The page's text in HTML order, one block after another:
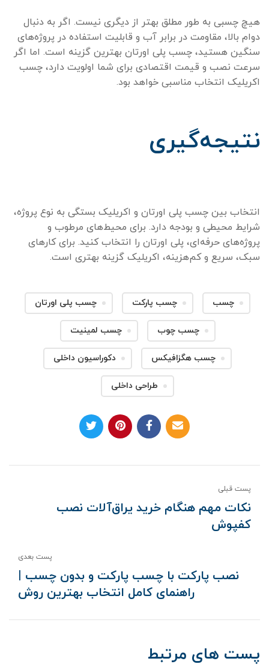
هیچ چسبی به طور مطلق بهتر از دیگری نیست. اگر به دنبال
دوام بالا، مقاومت در برابر آب و قابلیت استفاده در پروژه‌های
سنگین هستید، چسب پلی اورتان بهترین گزینه است. اما اگر
سرعت نصب و قیمت اقتصادی برای شما اولویت دارد، چسب
اکریلیک انتخاب مناسبی خواهد بود.
نتیجه‌گیری
انتخاب بین چسب پلی اورتان و اکریلیک بستگی به نوع پروژه،
شرایط محیطی و بودجه دارد. برای محیط‌های مرطوب و
پروژه‌های حرفه‌ای، پلی اورتان را انتخاب کنید. برای کارهای
سبک، سریع و کم‌هزینه، اکریلیک گزینه بهتری است.
چسب چسب پارکت چسب پلی اورتان
چسب چوب چسب لمینیت
چسب هگزافیکس دکوراسیون داخلی
طراحی داخلی
پست قبلی
نکات مهم هنگام خرید یراق‌آلات نصب
کفپوش
پست بعدی
نصب پارکت با چسب پارکت و بدون چسب |
راهنمای کامل انتخاب بهترین روش
پست های مرتبط